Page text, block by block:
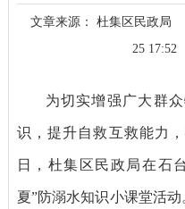
文章来源： 杜集区民政局
25 17:52
为切实增强广大群
识，提升自救互救能力
日，杜集区民政局在石
夏”防溺水知识小课堂活